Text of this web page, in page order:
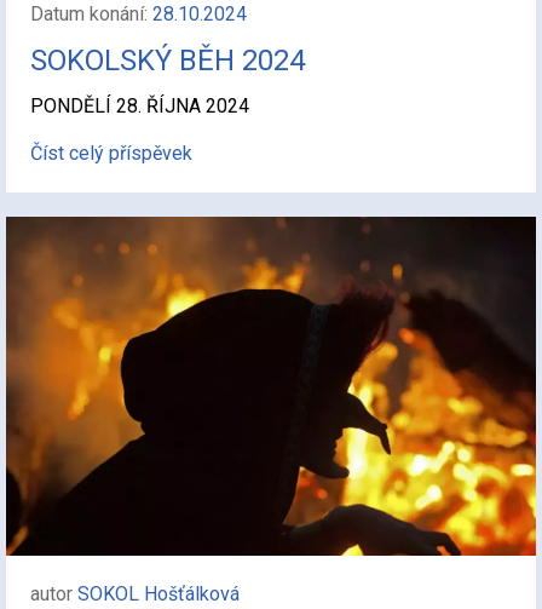
Datum konání: 28.10.2024
SOKOLSKÝ BĚH 2024
PONDĚLÍ 28. ŘÍJNA 2024
Číst celý příspěvek
autor SOKOL Hošťálková